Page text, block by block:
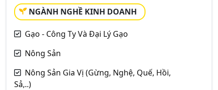
NGÀNH NGHỀ KINH DOANH
Gạo - Công Ty Và Đại Lý Gạo
Nông Sản
Nông Sản Gia Vị (Gừng, Nghệ, Quế, Hồi,
Sả,..)